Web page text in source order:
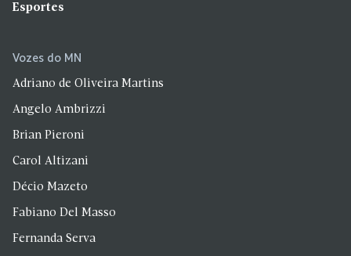
Esportes
Vozes do MN
Adriano de Oliveira Martins
Angelo Ambrizzi
Brian Pieroni
Carol Altizani
Décio Mazeto
Fabiano Del Masso
Fernanda Serva